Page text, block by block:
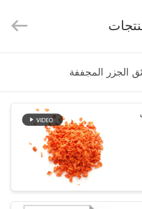
الجاف
الجزر المجففة